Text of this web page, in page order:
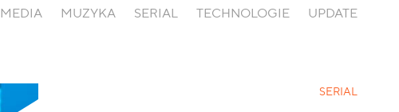
MEDIA MUZYKA SERIAL TECHNOLOGIE UPDATE
SERIAL